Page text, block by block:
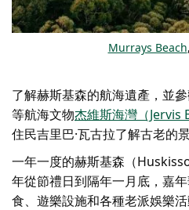
Murrays Beach
了解赫斯基森的航海遺產，並
等航海文物杰維斯海灣（Jervis
住民吉里巴·瓦古拉了解古老的景
一年一度的赫斯基森（
年從節禮日到隔年一月底，嘉
食、遊樂設施和各種老派娛樂